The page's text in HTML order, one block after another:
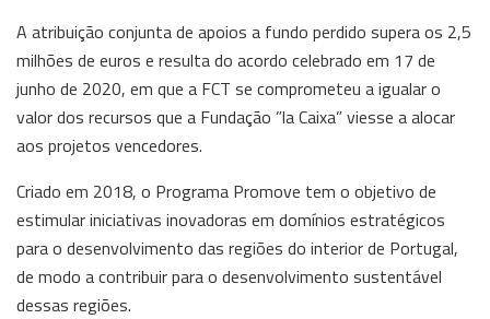
A atribuição conjunta de apoios a fundo perdido supera os 2,5
milhões de euros e resulta do acordo celebrado em 17 de
junho de 2020, em que a FCT se comprometeu a igualar o
valor dos recursos que a Fundação ”la Caixa” viesse a alocar
aos projetos vencedores.
Criado em 2018, o Programa Promove tem o objetivo de
estimular iniciativas inovadoras em domínios estratégicos
para o desenvolvimento das regiões do interior de Portugal,
de modo a contribuir para o desenvolvimento sustentável
dessas regiões.